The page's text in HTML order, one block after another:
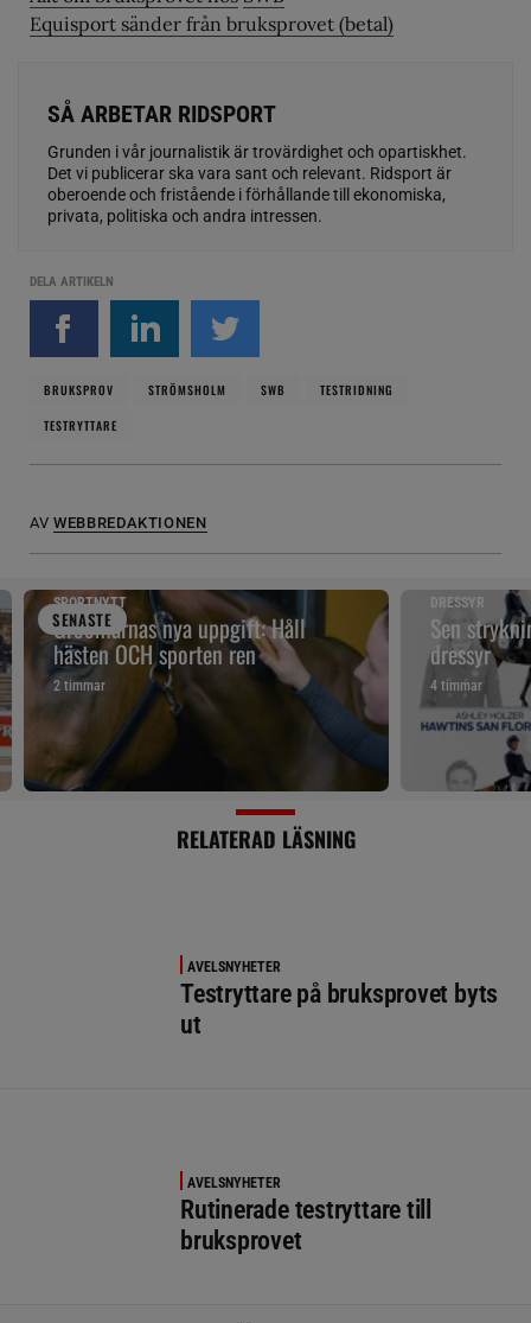
Equisport sänder från bruksprovet (betal)
SÅ ARBETAR RIDSPORT
Grunden i vår journalistik är trovärdighet och opartiskhet.
Det vi publicerar ska vara sant och relevant. Ridsport är
oberoende och fristående i förhållande till ekonomiska,
privata, politiska och andra intressen.
DELA ARTIKELN
BRUKSPROV STRÖMSHOLM SWB
TESTRIDNING
TESTRYTTARE
AV WEBBREDAKTIONEN
SENASTE
SPORTNYTT
Groomarnas nya uppgift: Håll
hästen OCH sporten ren
2 timmar
DRESSYR
Sen
dressyr
4 timmar
RELATERAD LÄSNING
AVELSNYHETER
Testryttare på bruksprovet byts
ut
AVELSNYHETER
Rutinerade testryttare till
bruksprovet